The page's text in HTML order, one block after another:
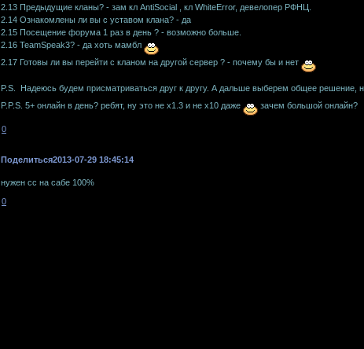
2.13 Предыдущие кланы? - зам кл AntiSocial , кл WhiteError, девелопер РФНЦ.
2.14 Ознакомлены ли вы с уставом клана? - да
2.15 Посещение форума 1 раз в день ? - возможно больше.
2.16 TeamSpeak3? - да хоть мамбл
2.17 Готовы ли вы перейти с кланом на другой сервер ? - почему бы и нет
P.S. Надеюсь будем присматриваться друг к другу. А дальше выберем общее решение,
P.P.S. 5+ онлайн в день? ребят, ну это не х1.3 и не х10 даже
зачем большой онлайн?
0
Поделиться2013-07-29 18:45:14
нужен сс на сабе 100%
0